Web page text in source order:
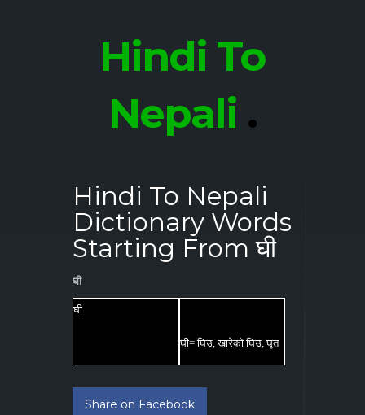
Hindi To
Nepali .
Hindi To Nepali
Dictionary Words
Starting From घी
घी
घी
घी= घिउ, खारेको घिउ, घृत
Share on Facebook